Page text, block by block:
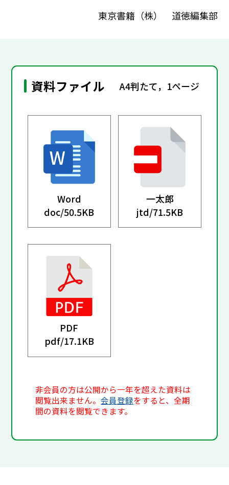
東京書籍（株） 道徳編集部
資料ファイル A4判たて，1ページ
Word
doc/50.5KB
一太郎
jtd/71.5KB
PDF
pdf/17.1KB
非会員の方は公開から一年を超えた資料は
閲覧出来ません。会員登録をすると、全期
間の資料を閲覧できます。